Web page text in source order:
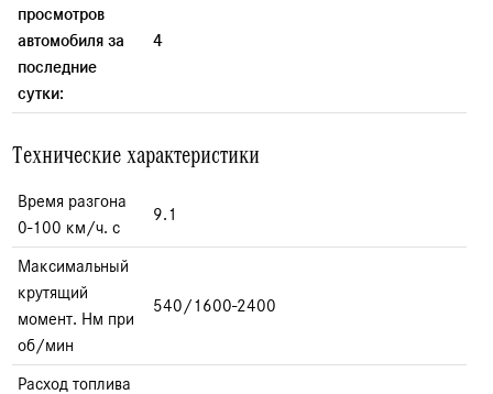
просмотров
автомобиля за
последние
сутки:
4
Технические характеристики
Время разгона
0-100 км/ч. с
9.1
Максимальный
крутящий
момент. Нм при
об/мин
540/1600-2400
Расход топлива